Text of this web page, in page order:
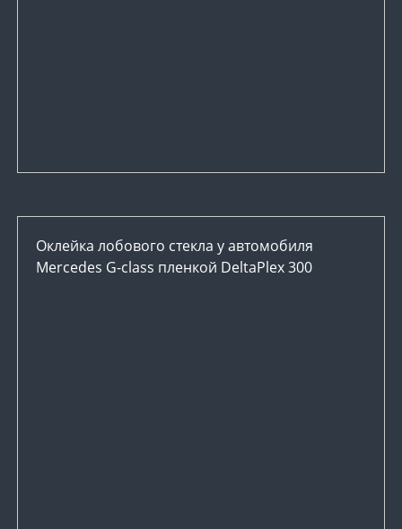
Оклейка лобового стекла у автомобиля
Mercedes G-class пленкой DeltaPlex 300